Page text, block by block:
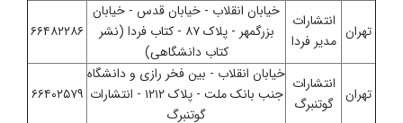
تهران
انتشارات
مدیر فردا
خیابان انقلاب - خیابان قدس - خیابان
بزرگمهر - پلاک ۸۷ - کتاب فردا (نشر
کتاب دانشگاهی)
۶۶۴۸۲۲۸۶
تهران
انتشارات
گوتنبرگ
خیابان انقلاب - بین فخر رازی و دانشگاه
جنب بانک ملت - پلاک ۱۲۱۲ - انتشارات
گوتنبرگ
۶۶۴۰۲۵۷۹